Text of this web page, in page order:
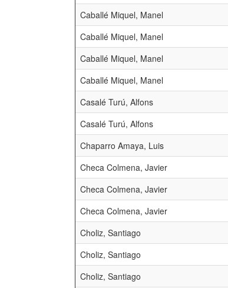
Caballé Miquel, Manel
Caballé Miquel, Manel
Caballé Miquel, Manel
Caballé Miquel, Manel
Casalé Turú, Alfons
Casalé Turú, Alfons
Chaparro Amaya, Luis
Checa Colmena, Javier
Checa Colmena, Javier
Checa Colmena, Javier
Choliz, Santiago
Choliz, Santiago
Choliz, Santiago